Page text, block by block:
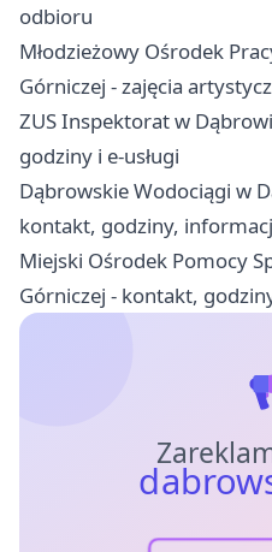
odbioru
Młodzieżowy Ośrodek
Górniczej - zajęcia
ZUS Inspektorat w
godziny i e-usługi
Dąbrowskie Wodociągi w
kontakt, godziny,
Miejski Ośrodek Pomocy
Górniczej - kontakt,